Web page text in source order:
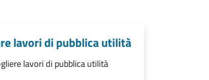
lavori di pubblica utilità
lavori di pubblica utilità